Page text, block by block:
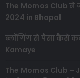
The Momos Club ने
2024 in Bhopal
ब्लॉगिंग से पैसा कैसे
Kamaye
The Momos Club –